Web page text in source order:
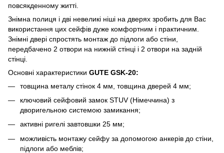
повсякденному житті.
Знімна полиця і дві невеликі ніші на дверях зробить для Вас
використання цих сейфів дуже комфортним і практичним.
Знімні двері спростять монтаж до підлоги або стіни,
передбачено 2 отвори на нижній стінці і 2 отвори на задній
стінці.
Основні характеристики GUTE GSK-20:
товщина металу стінок 4 мм, товщина дверей 4 мм;
ключовий сейфовий замок STUV (Німеччина) з
дворигельною системою замикання;
активні ригелі завтовшки 25 мм;
можливість монтажу сейфу за допомогою анкерів до стіни,
підлоги або меблів;